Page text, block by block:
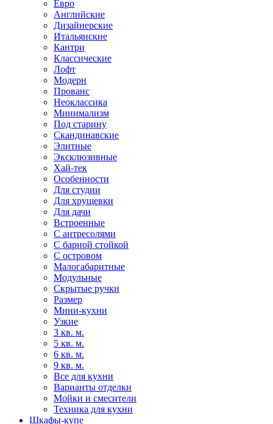
Евро
Английские
Дизайнерские
Итальянские
Кантри
Классические
Лофт
Модерн
Прованс
Неоклассика
Минимализм
Под старину
Скандинавские
Элитные
Эксклюзивные
Хай-тек
Особенности
Для студии
Для хрущевки
Для дачи
Встроенные
С антресолями
С барной стойкой
С островом
Малогабаритные
Модульные
Скрытые ручки
Размер
Мини-кухни
Узкие
3 кв. м.
5 кв. м.
6 кв. м.
9 кв. м.
Все для кухни
Варианты отделки
Мойки и смесители
Техника для кухни
Шкафы-купе